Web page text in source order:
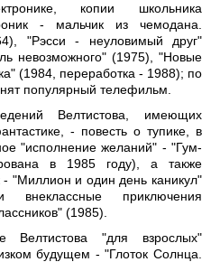
копии школьника
- мальчик из чемодана.
"Рэсси - неуловимый друг"
невозможного" (1975), "Новые
(1984, переработка - 1988); по
популярный телефильм.
Велтистова, имеющих
- повесть о тупике, в
"исполнение желаний" - "Гум-
в 1985 году), а также
- "Миллион и один день каникул"
приключения
(1985).
Велтистова "для взрослых"
будущем - "Глоток Солнца.